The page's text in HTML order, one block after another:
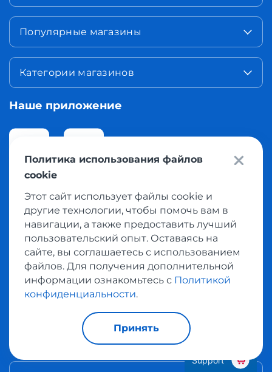
Популярные магазины
Категории магазинов
Наше приложение
Сменить страну
Вы можете изменить страну и изучить
содержимое сайта для другого региона.
Ukraine
Изменить язык
Политика использования файлов
cookie
Этот сайт использует файлы cookie и
другие технологии, чтобы помочь вам в
навигации, а также предоставить лучший
пользовательский опыт. Оставаясь на
сайте, вы соглашаетесь с использованием
файлов. Для получения дополнительной
информации ознакомьтесь с Политикой
конфиденциальности.
Принять
Support